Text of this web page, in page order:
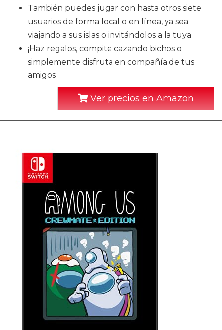
También puedes jugar con hasta otros siete
usuarios de forma local o en línea, ya sea
viajando a sus islas o invitándolos a la tuya
¡Haz regalos, compite cazando bichos o
simplemente disfruta en compañía de tus
amigos
Ver precios en Amazon